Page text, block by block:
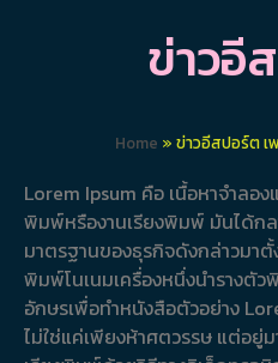
ข่าวอี
Home » ข่าวอีสปอร์ต เ
Lorem Ipsum คือ เนื้อหาจำลอ
พิมพ์หรืองานเรียงพิมพ์ มันได้กล
มาตรฐานของธุรกิจดังกล่าวมาตั้
พิมพ์โนเนมเครื่องหนึ่งนำรางตั
อักษรเพื่อทำหนังสือตัวอย่าง
ไม่ใช่แค่เพียงห้าศตวรรษ แต่อยู่